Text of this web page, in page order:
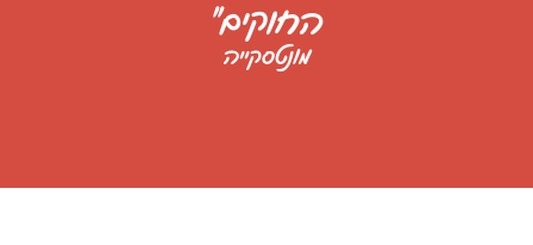
החוקים"
מונטסקייה